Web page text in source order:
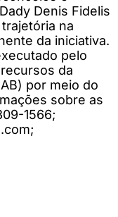
Denis Fidelis
na
da iniciativa.
pelo
da
por meio do
sobre as
1566;
;